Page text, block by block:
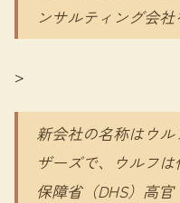
ンサルティング会社
>
新会社の名称はウ
ザーズで、ウルフ
保障省（DHS）高